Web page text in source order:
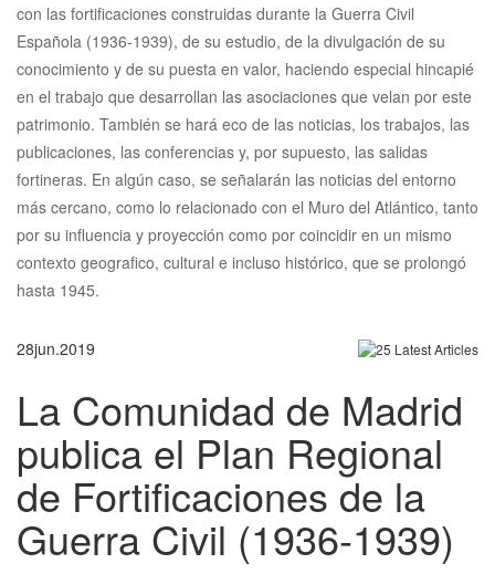
con las fortificaciones construidas durante la Guerra Civil
Española (1936-1939), de su estudio, de la divulgación de su
conocimiento y de su puesta en valor, haciendo especial hincapié
en el trabajo que desarrollan las asociaciones que velan por este
patrimonio. También se hará eco de las noticias, los trabajos, las
publicaciones, las conferencias y, por supuesto, las salidas
fortineras. En algún caso, se señalarán las noticias del entorno
más cercano, como lo relacionado con el Muro del Atlántico, tanto
por su influencia y proyección como por coincidir en un mismo
contexto geografico, cultural e incluso histórico, que se prolongó
hasta 1945.
28jun.2019
La Comunidad de Madrid
publica el Plan Regional
de Fortificaciones de la
Guerra Civil (1936-1939)